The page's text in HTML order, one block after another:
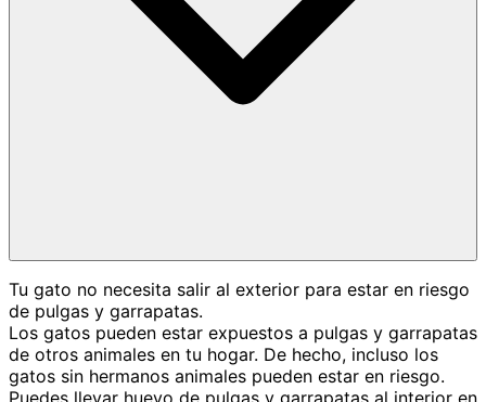
Tu gato no necesita salir al exterior para estar en riesgo
de pulgas y garrapatas.
Los gatos pueden estar expuestos a pulgas y garrapatas
de otros animales en tu hogar. De hecho, incluso los
gatos sin hermanos animales pueden estar en riesgo.